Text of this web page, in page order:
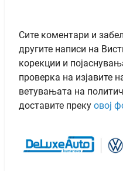
Сите коментари и
другите написи на
корекции и
проверка на изјавите
ветувањата на
доставите преку овој